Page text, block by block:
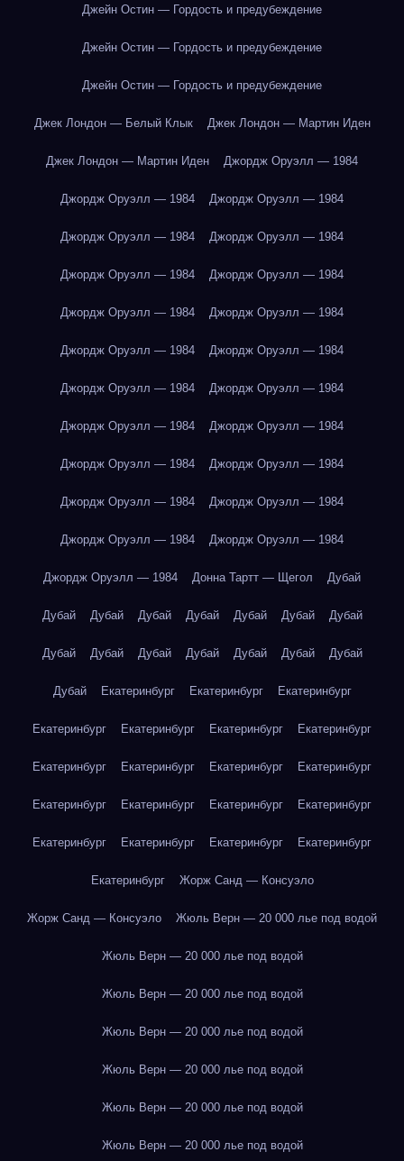
Джейн Остин — Гордость и предубеждение
Джейн Остин — Гордость и предубеждение
Джейн Остин — Гордость и предубеждение
Джек Лондон — Белый Клык Джек Лондон — Мартин Иден
Джек Лондон — Мартин Иден Джордж Оруэлл — 1984
Джордж Оруэлл — 1984 Джордж Оруэлл — 1984
Джордж Оруэлл — 1984 Джордж Оруэлл — 1984
Джордж Оруэлл — 1984 Джордж Оруэлл — 1984
Джордж Оруэлл — 1984 Джордж Оруэлл — 1984
Джордж Оруэлл — 1984 Джордж Оруэлл — 1984
Джордж Оруэлл — 1984 Джордж Оруэлл — 1984
Джордж Оруэлл — 1984 Джордж Оруэлл — 1984
Джордж Оруэлл — 1984 Джордж Оруэлл — 1984
Джордж Оруэлл — 1984 Джордж Оруэлл — 1984
Джордж Оруэлл — 1984 Джордж Оруэлл — 1984
Джордж Оруэлл — 1984 Донна Тартт — Щегол Дубай
Дубай Дубай Дубай Дубай Дубай Дубай Дубай
Дубай Дубай Дубай Дубай Дубай Дубай Дубай
Дубай Екатеринбург Екатеринбург Екатеринбург
Екатеринбург Екатеринбург Екатеринбург Екатеринбург
Екатеринбург Екатеринбург Екатеринбург Екатеринбург
Екатеринбург Екатеринбург Екатеринбург Екатеринбург
Екатеринбург Екатеринбург Екатеринбург Екатеринбург
Екатеринбург Жорж Санд — Консуэло
Жорж Санд — Консуэло Жюль Верн — 20 000 лье под водой
Жюль Верн — 20 000 лье под водой
Жюль Верн — 20 000 лье под водой
Жюль Верн — 20 000 лье под водой
Жюль Верн — 20 000 лье под водой
Жюль Верн — 20 000 лье под водой
Жюль Верн — 20 000 лье под водой